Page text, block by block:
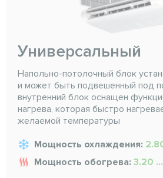
Универсальный
Напольно-потолочный блок
и может быть подвешенный под
внутренний блок оснащен
нагрева, которая быстро
желаемой температуры
Мощность охлаждения:
Мощность обогрева: 3.20